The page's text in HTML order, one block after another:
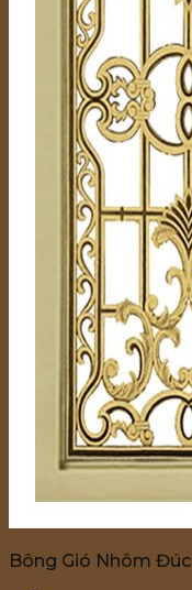
Bông Gió Nhôm Đúc